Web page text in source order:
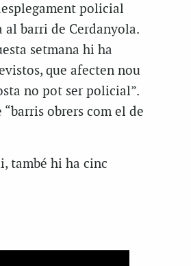
policial
barri de Cerdanyola.
setmana hi ha
que afecten nou
no pot ser policial”.
obrers com el de
també hi ha cinc